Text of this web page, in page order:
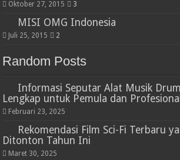
Oktober 27, 2015 3
MISI OMG Indonesia
Juli 25, 2015 2
Random Posts
Informasi Seputar Alat Musik
Lengkap untuk Pemula dan Profesional
Februari 23, 2025
Rekomendasi Film Sci-Fi Terbaru
Ditonton Tahun Ini
Maret 30, 2025